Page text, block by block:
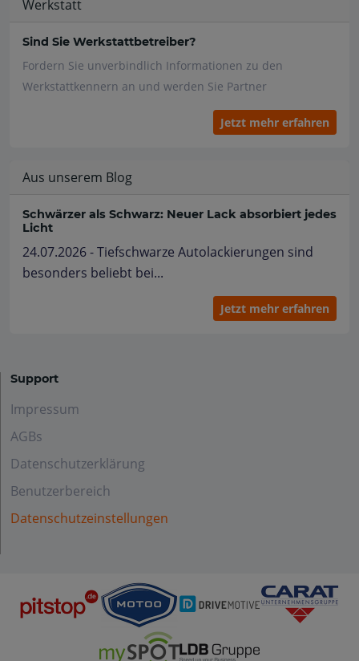
Werkstatt
Sind Sie Werkstattbetreiber?
Fordern Sie unverbindlich Informationen zu den
Werkstattkennern an und werden Sie Partner
Jetzt mehr erfahren
Aus unserem Blog
Schwärzer als Schwarz: Neuer Lack absorbiert jedes
Licht
24.07.2026 - Tiefschwarze Autolackierungen sind
besonders beliebt bei...
Jetzt mehr erfahren
Support
Impressum
AGBs
Datenschutzerklärung
Benutzerbereich
Datenschutzeinstellungen